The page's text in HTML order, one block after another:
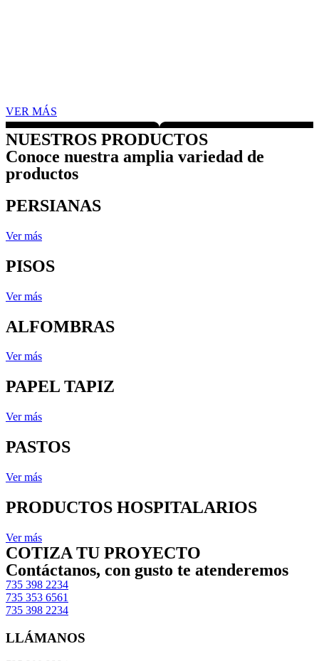
VER MÁS
NUESTROS PRODUCTOS
Conoce nuestra amplia variedad de
productos
PERSIANAS
Ver más
PISOS
Ver más
ALFOMBRAS
Ver más
PAPEL TAPIZ
Ver más
PASTOS
Ver más
PRODUCTOS HOSPITALARIOS
Ver más
COTIZA TU PROYECTO
Contáctanos, con gusto te atenderemos
735 398 2234
735 353 6561
735 398 2234
LLÁMANOS